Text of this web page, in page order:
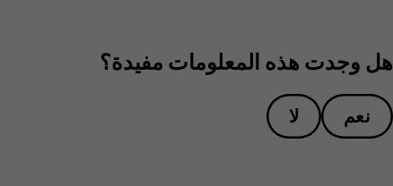
هل وجدت هذه المعلومات مفيدة؟
نعم لا